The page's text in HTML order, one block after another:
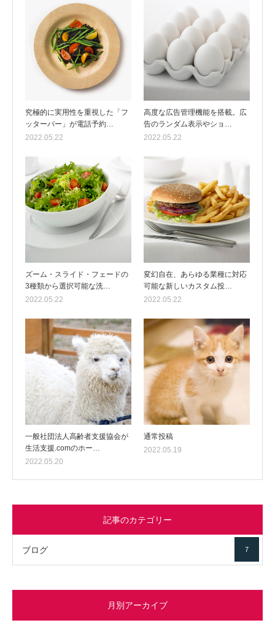
究極的に実用性を重視した「フ
ッターバー」が電話予約…
2022.05.22
高度な広告管理機能を搭載。広
告のランダム表示やショ…
2022.05.22
ズーム・スライド・フェードの
3種類から選択可能な洗…
2022.05.22
変幻自在、あらゆる業種に対応
可能な新しいカスタム投…
2022.05.22
一般社団法人高齢者支援協会が
生活支援.comのホー…
2022.05.20
通常投稿
2022.05.19
記事のカテゴリー
ブログ 7
月別アーカイブ